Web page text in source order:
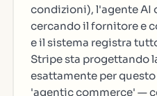
condizioni), l'agente AI
cercando il fornitore e
e il sistema registra
Stripe sta progettando
esattamente per
'agentic commerce' —